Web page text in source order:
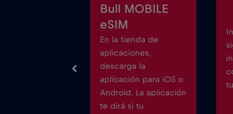
Bull MOBILE
eSIM
En la tienda de
aplicaciones,
descarga la
aplicación para iOS o
Android. La aplicación
te dirá si tu